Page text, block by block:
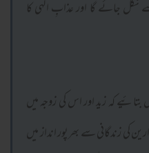
جائے گا اور عذابِ الٰہی کا
کہ زید اور اس کی زوجہ میں
کی زندگانی سے بھرپور انداز میں